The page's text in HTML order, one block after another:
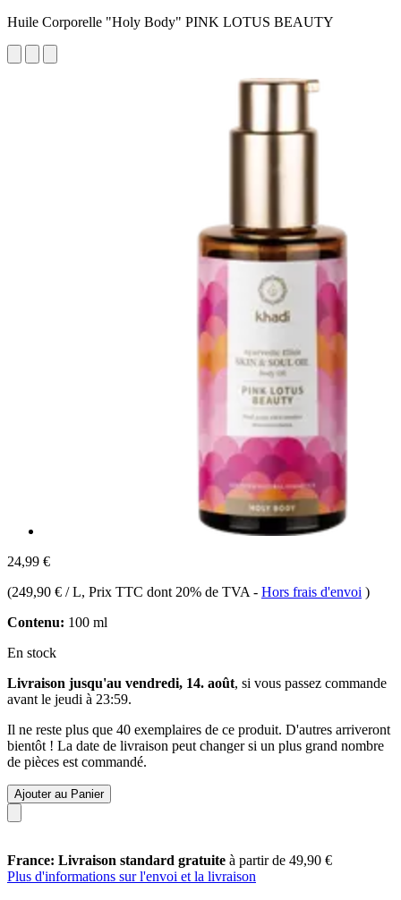
Huile Corporelle "Holy Body" PINK LOTUS BEAUTY
24,99 €
(249,90 € / L, Prix TTC dont 20% de TVA - Hors frais d'envoi )
Contenu: 100 ml
En stock
Livraison jusqu'au vendredi, 14. août, si vous passez commande
avant le jeudi à 23:59.
Il ne reste plus que 40 exemplaires de ce produit. D'autres arriveront
bientôt ! La date de livraison peut changer si un plus grand nombre
de pièces est commandé.
Ajouter au Panier
France: Livraison standard gratuite à partir de 49,90 €
Plus d'informations sur l'envoi et la livraison